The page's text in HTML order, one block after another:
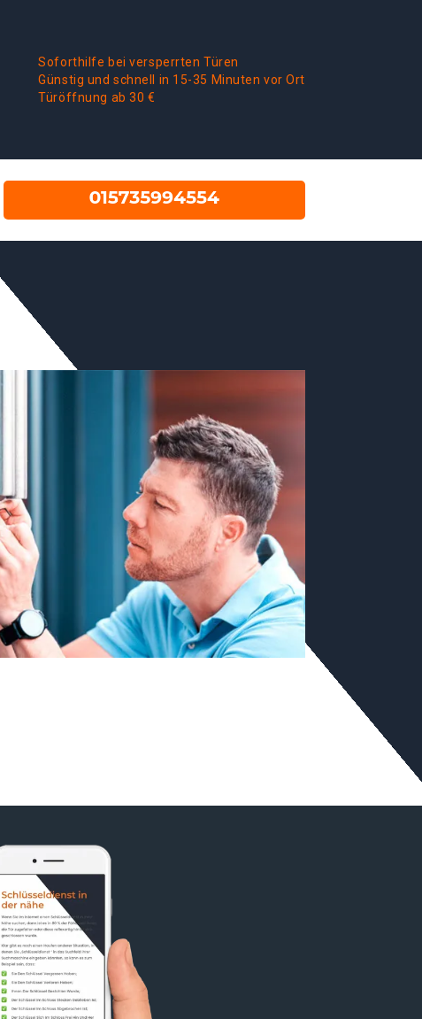
Soforthilfe bei versperrten Türen
Günstig und schnell in 15-35 Minuten vor Ort
Türöffnung ab 30 €